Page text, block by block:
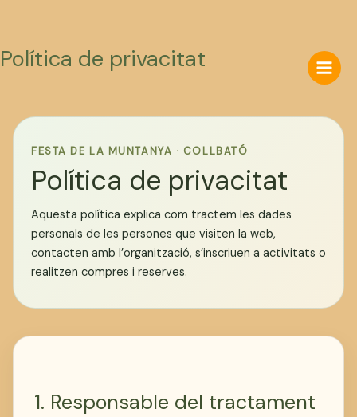
IrPolítica de privacitat
FESTA DE LA MUNTANYA · COLLBATÓ
Política de privacitat
Aquesta política explica com tractem les dades
personals de les persones que visiten la web,
contacten amb l’organització, s’inscriuen a activitats o
realitzen compres i reserves.
1. Responsable del tractament